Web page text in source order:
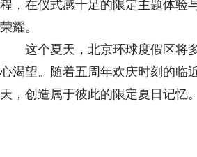
程，在仪式感十足的限定主题体验
荣耀。
这个夏天，北京环球度假区将
心渴望。随着五周年欢庆时刻的临
天，创造属于彼此的限定夏日记忆。